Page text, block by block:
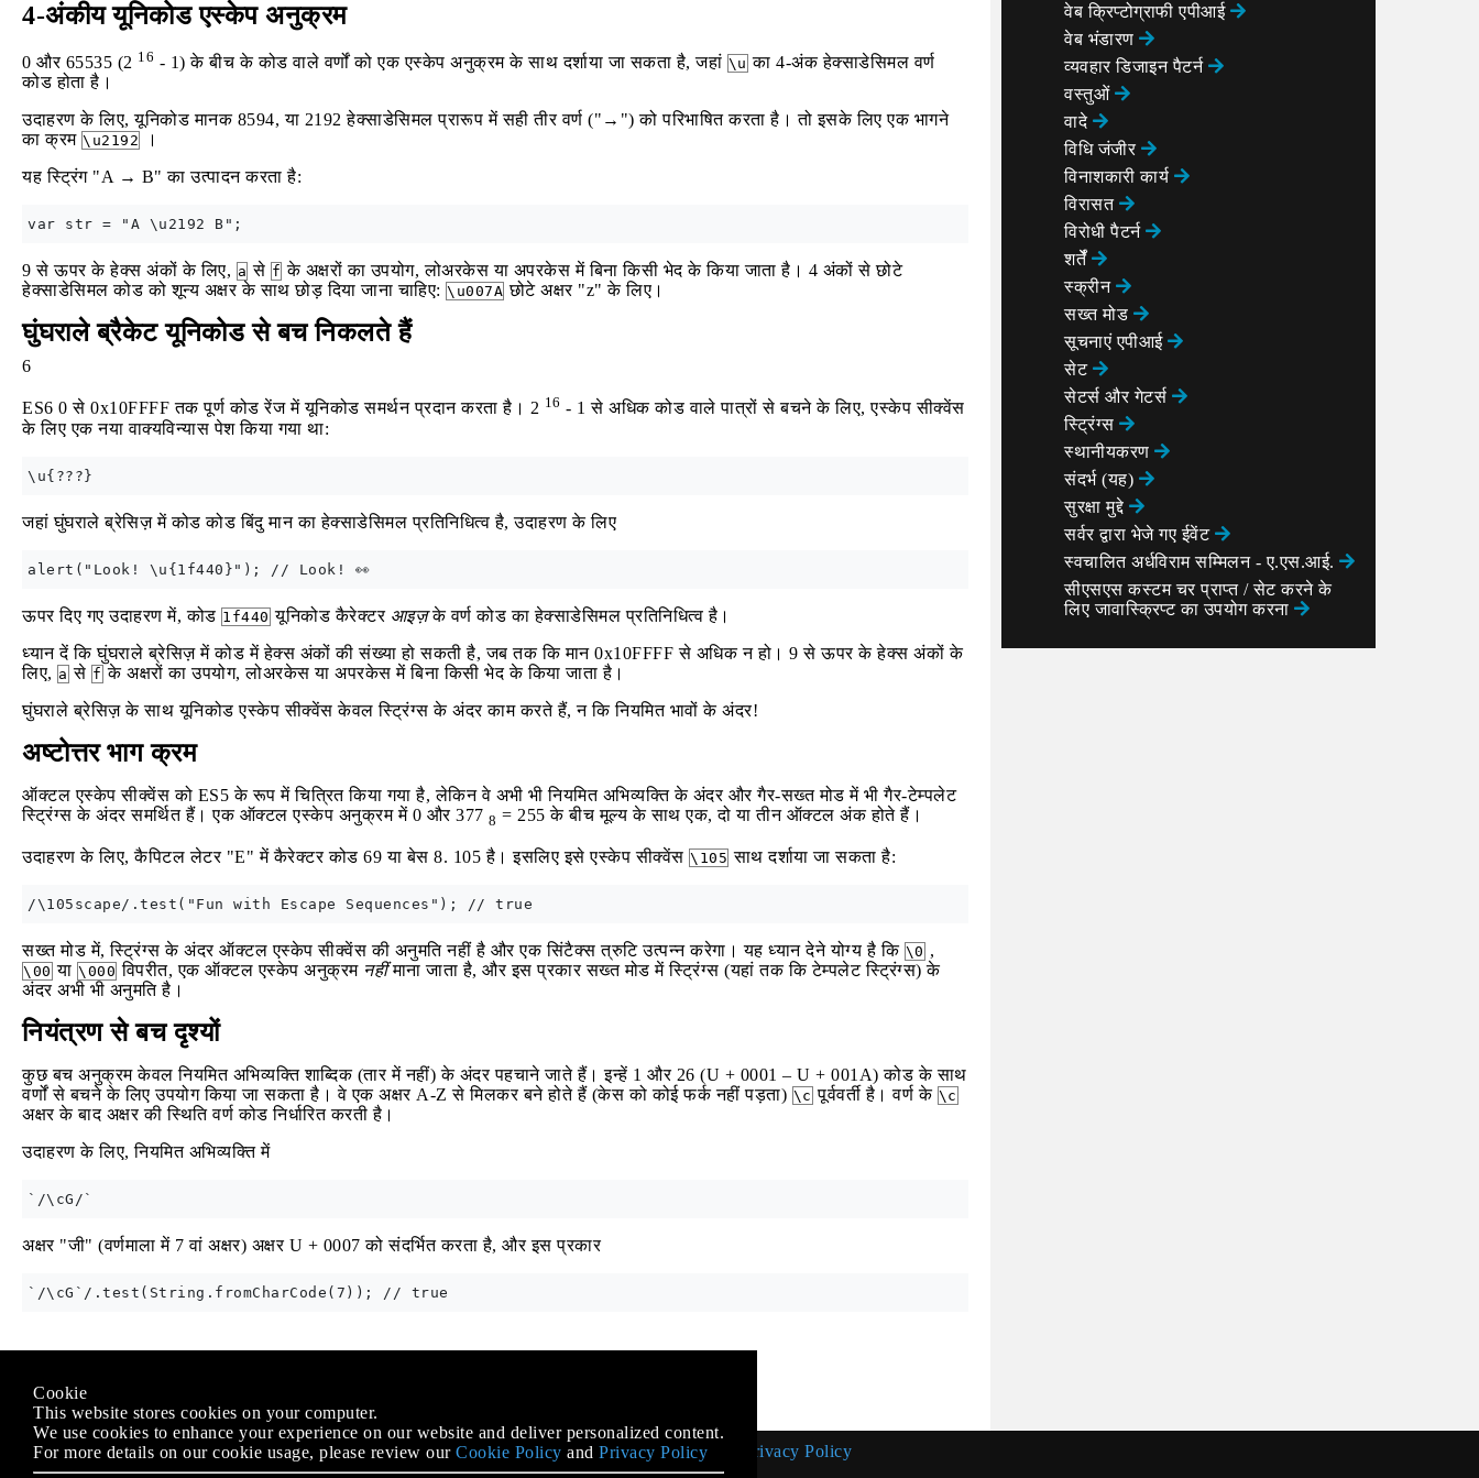
4-अंकीय यूनिकोड एस्केप अनुक्रम
0 और 65535 (2 16 - 1) के बीच के कोड वाले वर्णों को एक एस्केप अनुक्रम के साथ दर्शाया जा सकता है, जहां \u का 4-अंक हेक्साडेसिमल वर्ण
कोड होता है।
उदाहरण के लिए, यूनिकोड मानक 8594, या 2192 हेक्साडेसिमल प्रारूप में सही तीर वर्ण ("→") को परिभाषित करता है। तो इसके लिए एक भागने
का क्रम \u2192
।
यह स्ट्रिंग "A → B" का उत्पादन करता है:
9 से ऊपर के हेक्स अंकों के लिए, a से f के अक्षरों का उपयोग, लोअरकेस या अपरकेस में बिना किसी भेद के किया जाता है। 4 अंकों से छोटे
हेक्साडेसिमल कोड को शून्य अक्षर के साथ छोड़ दिया जाना चाहिए: \u007A छोटे अक्षर "z" के लिए।
घुंघराले ब्रैकेट यूनिकोड से बच निकलते हैं
6
ES6 0 से 0x10FFFF तक पूर्ण कोड रेंज में यूनिकोड समर्थन प्रदान करता है। 2 16 - 1 से अधिक कोड वाले पात्रों से बचने के लिए, एस्केप सीक्वेंस
के लिए एक नया वाक्यविन्यास पेश किया गया था:
जहां घुंघराले ब्रेसिज़ में कोड कोड बिंदु मान का हेक्साडेसिमल प्रतिनिधित्व है, उदाहरण के लिए
ऊपर दिए गए उदाहरण में, कोड 1f440 यूनिकोड कैरेक्टर आइज़के वर्ण कोड का हेक्साडेसिमल प्रतिनिधित्व है।
ध्यान दें कि घुंघराले ब्रेसिज़ में कोड में हेक्स अंकों की संख्या हो सकती है, जब तक कि मान 0x10FFFF से अधिक न हो। 9 से ऊपर के हेक्स अंकों के
लिए, a से f के अक्षरों का उपयोग, लोअरकेस या अपरकेस में बिना किसी भेद के किया जाता है।
घुंघराले ब्रेसिज़ के साथ यूनिकोड एस्केप सीक्वेंस केवल स्ट्रिंग्स के अंदर काम करते हैं, न कि नियमित भावों के अंदर!
अष्टोत्तर भाग क्रम
ऑक्टल एस्केप सीक्वेंस को ES5 के रूप में चित्रित किया गया है, लेकिन वे अभी भी नियमित अभिव्यक्ति के अंदर और गैर-सख्त मोड में भी गैर-टेम्पलेट
स्ट्रिंग्स के अंदर समर्थित हैं। एक ऑक्टल एस्केप अनुक्रम में 0 और 377 8 = 255 के बीच मूल्य के साथ एक, दो या तीन ऑक्टल अंक होते हैं।
उदाहरण के लिए, कैपिटल लेटर "E" में कैरेक्टर कोड 69 या बेस 8. 105 है। इसलिए इसे एस्केप सीक्वेंस \105 साथ दर्शाया जा सकता है:
सख्त मोड में, स्ट्रिंग्स के अंदर ऑक्टल एस्केप सीक्वेंस की अनुमति नहीं है और एक सिंटैक्स त्रुटि उत्पन्न करेगा। यह ध्यान देने योग्य है कि \0 ,
\00 या \000 विपरीत, एक ऑक्टल एस्केप अनुक्रम नहींमाना जाता है, और इस प्रकार सख्त मोड में स्ट्रिंग्स (यहां तक कि टेम्पलेट स्ट्रिंग्स) के
अंदर अभी भी अनुमति है।
नियंत्रण से बच दृश्यों
कुछ बच अनुक्रम केवल नियमित अभिव्यक्ति शाब्दिक (तार में नहीं) के अंदर पहचाने जाते हैं। इन्हें 1 और 26 (U + 0001 – U + 001A) कोड के साथ
वर्णों से बचने के लिए उपयोग किया जा सकता है। वे एक अक्षर A-Z से मिलकर बने होते हैं (केस को कोई फर्क नहीं पड़ता) \c पूर्ववर्ती है। वर्ण के \c
अक्षर के बाद अक्षर की स्थिति वर्ण कोड निर्धारित करती है।
उदाहरण के लिए, नियमित अभिव्यक्ति में
अक्षर "जी" (वर्णमाला में 7 वां अक्षर) अक्षर U + 0007 को संदर्भित करता है, और इस प्रकार
के तहत लाइसेंस प्राप्त है
से संबद्ध नहीं हैStack Overflow
वेब क्रिप्टोग्राफी एपीआई
वेब भंडारण
व्यवहार डिजाइन पैटर्न
वस्तुओं
वादे
विधि जंजीर
विनाशकारी कार्य
विरासत
विरोधी पैटर्न
शर्तेँ
स्क्रीन
सख्त मोड
सूचनाएं एपीआई
सेट
सेटर्स और गेटर्स
स्ट्रिंग्स
स्थानीयकरण
संदर्भ (यह)
सुरक्षा मुद्दे
सर्वर द्वारा भेजे गए ईवेंट
स्वचालित अर्धविराम सम्मिलन - ए.एस.आई.
सीएसएस कस्टम चर प्राप्त / सेट करने के
लिए जावास्क्रिप्ट का उपयोग करना
Cookie Policy Privacy Policy
Cookie
This website stores cookies on your computer.
We use cookies to enhance your experience on our website and deliver personalized content.
For more details on our cookie usage, please review our Cookie Policy and Privacy Policy